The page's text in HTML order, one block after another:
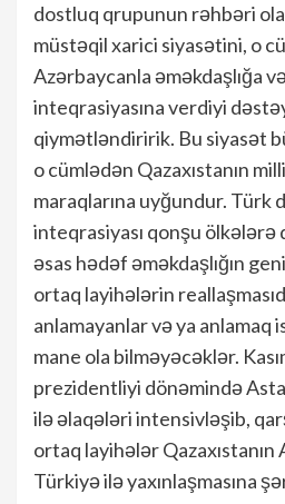
dostluq qrupunun rəhbəri
müstəqil xarici siyasətini, o
Azərbaycanla əməkdaşlığa
inteqrasiyasına verdiyi
qiymətləndiririk. Bu siyasət
o cümlədən Qazaxıstanın
maraqlarına uyğundur. Türk
inteqrasiyası qonşu ölkələrə
əsas hədəf əməkdaşlığın
ortaq layihələrin
anlamayanlar və ya anlamaq
mane ola bilməyəcəklər.
prezidentliyi dönəmində
ilə əlaqələri intensivləşib,
ortaq layihələr Qazaxıstanın
Türkiyə ilə yaxınlaşmasına